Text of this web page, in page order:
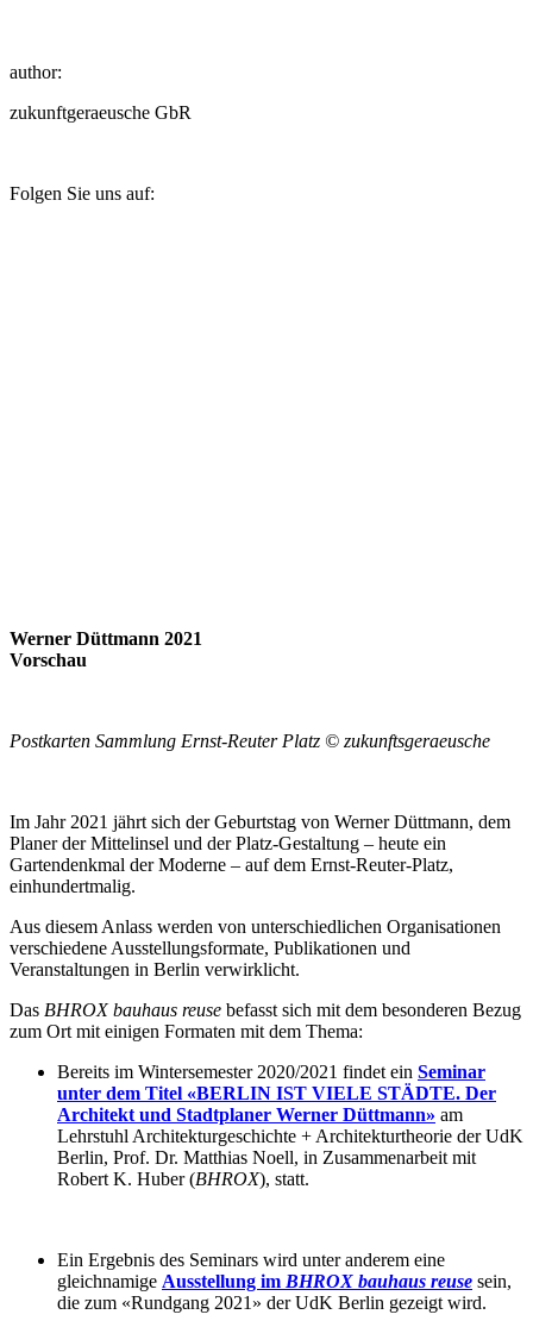
author:
zukunftgeraeusche GbR
Folgen Sie uns auf:
Werner Düttmann 2021
Vorschau
Postkarten Sammlung Ernst-Reuter Platz © zukunftsgeraeusche
Im Jahr 2021 jährt sich der Geburtstag von Werner Düttmann, dem
Planer der Mittelinsel und der Platz-Gestaltung – heute ein
Gartendenkmal der Moderne – auf dem Ernst-Reuter-Platz,
einhundertmalig.
Aus diesem Anlass werden von unterschiedlichen Organisationen
verschiedene Ausstellungsformate, Publikationen und
Veranstaltungen in Berlin verwirklicht.
Das BHROX bauhaus reuse befasst sich mit dem besonderen Bezug
zum Ort mit einigen Formaten mit dem Thema:
Bereits im Wintersemester 2020/2021 findet ein Seminar
unter dem Titel «BERLIN IST VIELE STÄDTE. Der
Architekt und Stadtplaner Werner Düttmann» am
Lehrstuhl Architekturgeschichte + Architekturtheorie der UdK
Berlin, Prof. Dr. Matthias Noell, in Zusammenarbeit mit
Robert K. Huber (BHROX), statt.
Ein Ergebnis des Seminars wird unter anderem eine
gleichnamige Ausstellung im BHROX bauhaus reuse sein,
die zum «Rundgang 2021» der UdK Berlin gezeigt wird.